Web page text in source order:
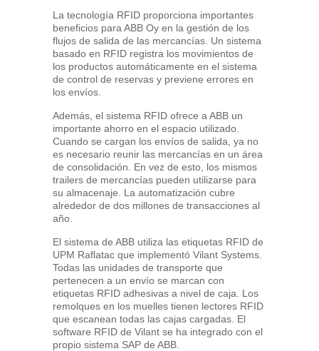
La tecnología RFID proporciona importantes
beneficios para ABB Oy en la gestión de los
flujos de salida de las mercancías. Un sistema
basado en RFID registra los movimientos de
los productos automáticamente en el sistema
de control de reservas y previene errores en
los envíos.
Además, el sistema RFID ofrece a ABB un
importante ahorro en el espacio utilizado.
Cuando se cargan los envíos de salida, ya no
es necesario reunir las mercancías en un área
de consolidación. En vez de esto, los mismos
trailers de mercancías pueden utilizarse para
su almacenaje. La automatización cubre
alrededor de dos millones de transacciones al
año.
El sistema de ABB utiliza las etiquetas RFID de
UPM Raflatac que implementó Vilant Systems.
Todas las unidades de transporte que
pertenecen a un envío se marcan con
etiquetas RFID adhesivas a nivel de caja. Los
remolques en los muelles tienen lectores RFID
que escanean todas las cajas cargadas. El
software RFID de Vilant se ha integrado con el
propio sistema SAP de ABB.